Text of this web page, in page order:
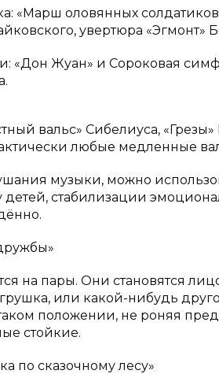
«Марш оловянных
увертюра «Эгмонт»
«Дон Жуан» и Сороковая
вальс» Сибелиуса,
любые медленные
музыки, можно
детей, стабилизации
на пары. Они становятся
или какой-нибудь
положении, не роняя
стойкие.
по сказочному лесу»